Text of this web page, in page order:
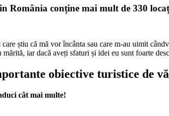
România conține mai mult de 330
știu că mă vor încânta sau care m-au uimit
iar dacă aveți sfaturi și idei eu sunt foarte
obiective turistice de
cât mai multe!